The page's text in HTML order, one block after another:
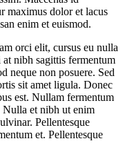
maximus dolor et lacus
enim et euismod.
orci elit, cursus eu nulla
nibh sagittis fermentum
neque non posuere. Sed
sit amet ligula. Donec
est. Nullam fermentum
Nulla et nibh ut enim
Pellentesque
et. Pellentesque